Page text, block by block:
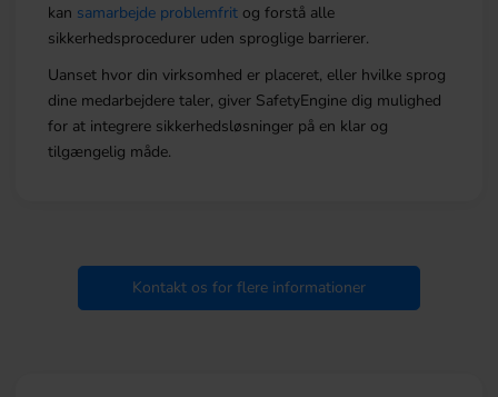
kan samarbejde problemfrit og forstå alle
sikkerhedsprocedurer uden sproglige barrierer.
Uanset hvor din virksomhed er placeret, eller hvilke sprog
dine medarbejdere taler, giver SafetyEngine dig mulighed
for at integrere sikkerhedsløsninger på en klar og
tilgængelig måde.
Kontakt os for flere informationer